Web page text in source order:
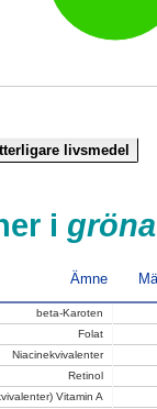
i
Ämne
beta-Karoten
Folat
Niacinekvivalenter
Retinol
Vitamin A